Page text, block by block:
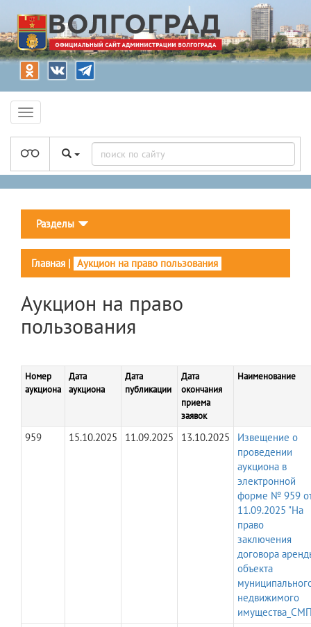
Разделы
Главная | Аукцион на право пользования
Аукцион на право
пользования
Номер
аукциона
Дата
аукциона
Дата
публикации
Дата
окончания
приема
заявок
Наименование
959 15.10.2025 11.09.2025 13.10.2025
Извещение о
проведении
аукциона в
электронной
форме № 959
11.09.2025 "На
право
заключения
договора
объекта
недвижимого